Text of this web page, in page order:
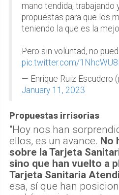
mano tendida, trabajando
propuestas para que los
teniendo la que es la
Pero sin voluntad, no
pic.twitter.com/
— Enrique Ruiz Escudero
January 11, 2023
Propuestas irrisorias
"Hoy nos han
ellos, es un avance. No
sobre la Tarjeta
sino que han vuelto a
Tarjeta Sanitaria
esa, sí que han